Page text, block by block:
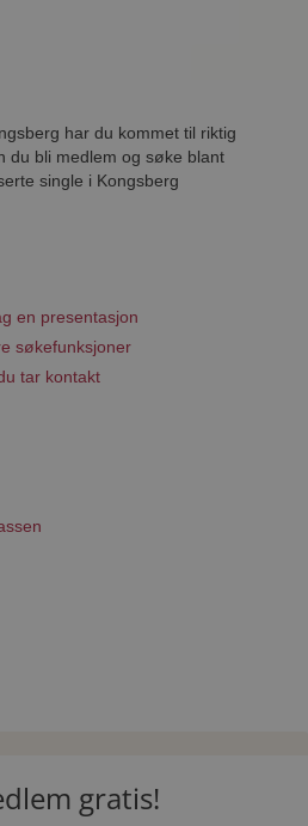
har du kommet til riktig
du bli medlem og søke blant
single i Kongsberg
en presentasjon
søkefunksjoner
tar kontakt
gratis!